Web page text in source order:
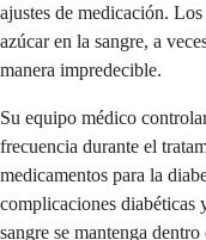
ajustes de medicación.
azúcar en la sangre, a
manera impredecible.
Su equipo médico
frecuencia durante el
medicamentos para la
complicaciones diabéticas
sangre se mantenga